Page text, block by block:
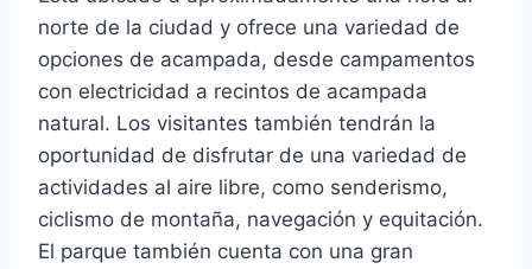
norte de la ciudad y ofrece una variedad de
opciones de acampada, desde campamentos
con electricidad a recintos de acampada
natural. Los visitantes también tendrán la
oportunidad de disfrutar de una variedad de
actividades al aire libre, como senderismo,
ciclismo de montaña, navegación y equitación.
El parque también cuenta con una gran